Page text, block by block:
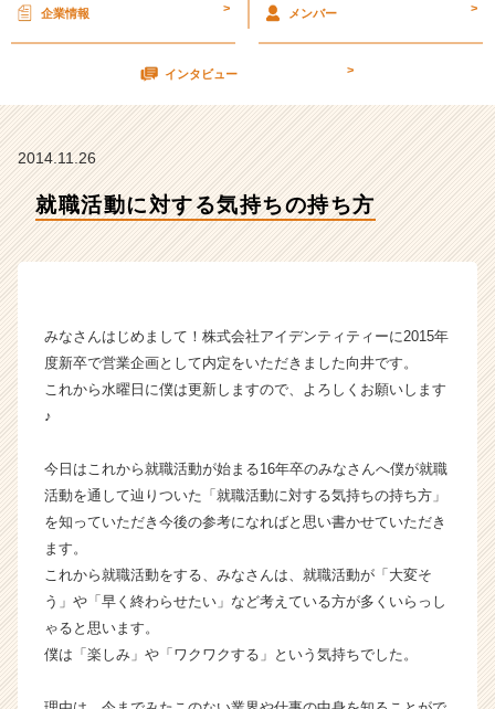
ち
方
イ
ン
テ
ー
の
ム
ラ
イ
ベ
ン
ャ
成
企業情報 > メンバー >
インタビュー >
2014.11.26
就職活動に対する気持ちの持ち方
みなさんはじめまして！株式会社アイデンティティーに2015年
度新卒で営業企画として内定をいただきました向井です。
これから水曜日に僕は更新しますので、よろしくお願いします
♪
今日はこれから就職活動が始まる16年卒のみなさんへ僕が就職
活動を通して辿りついた「就職活動に対する気持ちの持ち方」
を知っていただき今後の参考になればと思い書かせていただき
ます。
これから就職活動をする、みなさんは、就職活動が「大変そ
う」や「早く終わらせたい」など考えている方が多くいらっし
ゃると思います。
僕は「楽しみ」や「ワクワクする」という気持ちでした。